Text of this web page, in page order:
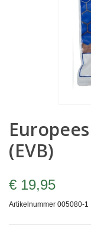
(EVB)
€ 19,95
Artikelnummer 005080-1